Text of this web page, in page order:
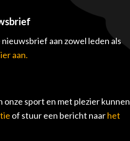
aan zowel leden als
aan.
onze sport en met plezier kunnen
of stuur een bericht naarhet